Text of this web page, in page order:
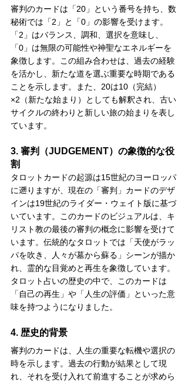
審判のカードは「20」という番号を持ち、数
秘術では「2」と「0」の影響を受けます。
「2」はバランス、調和、選択を意味し、
「0」は無限の可能性や神聖なエネルギーを
象徴します。この組み合わせは、過去の経験
を活かし、新たな道を選ぶ重要な時期である
ことを示します。また、20は10（完結）
×2（新たな始まり）としても解釈され、古い
サイクルの終わりと新しい旅の始まりを表し
ています。
3. 審判（JUDGEMENT）の象徴的な役
割
タロットカードの起源は15世紀のヨーロッパ
に遡りますが、現在の「審判」カードのデザ
インは19世紀のライダー・ウェイト版に基づ
いています。このカードのビジュアルは、キ
リスト教の最後の審判の概念に影響を受けて
います。伝統的なタロットでは「天使がラッ
パを吹き、人々が墓から蘇る」シーンが描か
れ、霊的な目覚めと再生を象徴しています。
タロット占いの歴史の中で、このカードは
「自己の再生」や「人生の評価」といった意
味を持つようになりました。
4. 歴史的背景
審判のカードは、人生の重要な転機や選択の
時を示します。過去の行動が結果として現
れ、それを受け入れて前進することが求めら